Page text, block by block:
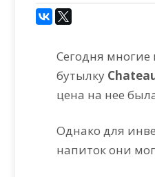
Сегодня
бутылку
цена на нее
Однако для
напиток они